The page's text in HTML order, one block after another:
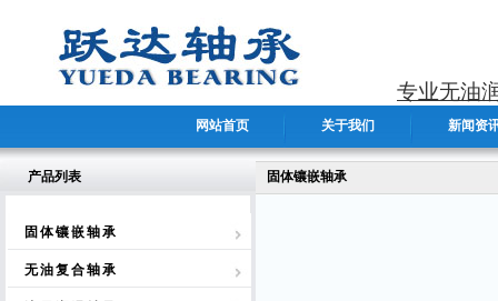
专业无油
网站首页 关于我们 新闻资
产品列表
固体镶嵌轴承
无油复合轴承
固体镶嵌轴承